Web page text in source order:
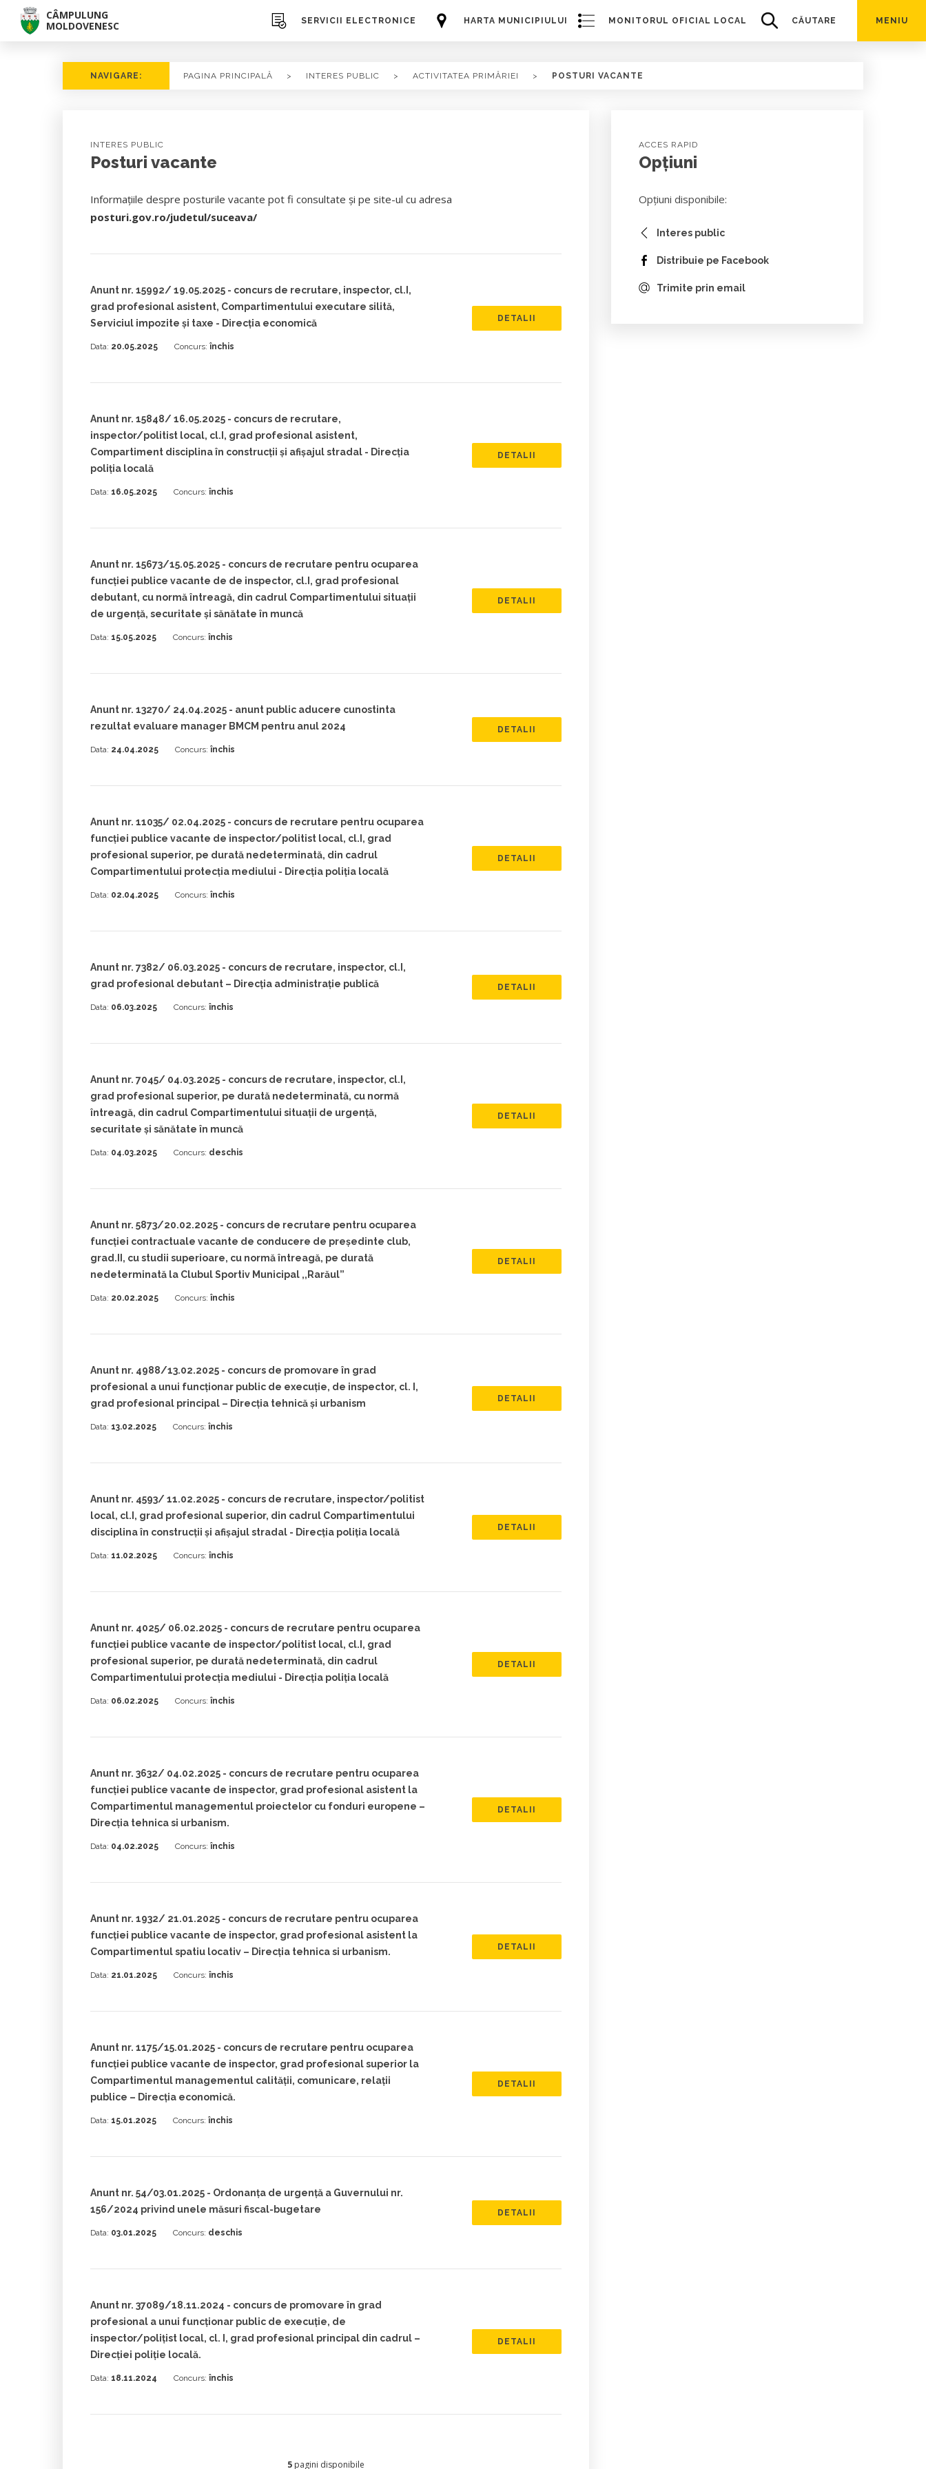
CÂMPULUNG
MOLDOVENESC
HARTA MUNICIPIULUI
SERVICII ELECTRONICE MONITORUL OFICIAL LOCAL CĂUTARE MENIU
NAVIGARE: PAGINA PRINCIPALĂ > INTERES PUBLIC > ACTIVITATEA PRIMĂRIEI > POSTURI VACANTE
INTERES PUBLIC
Posturi vacante
Informaţiile despre posturile vacante pot fi consultate şi pe site-ul cu adresa
posturi.gov.ro/judetul/suceava/
Anunt nr. 15992/ 19.05.2025 - concurs de recrutare, inspector, cl.I,
grad profesional asistent, Compartimentului executare silită,
Serviciul impozite și taxe - Direcția economică
Data: 20.05.2025 Concurs: închis
DETALII
Anunt nr. 15848/ 16.05.2025 - concurs de recrutare,
inspector/politist local, cl.I, grad profesional asistent,
Compartiment disciplina în construcții și afișajul stradal - Direcția
poliția locală
Data: 16.05.2025 Concurs: închis
DETALII
Anunt nr. 15673/15.05.2025 - concurs de recrutare pentru ocuparea
funcției publice vacante de de inspector, cl.I, grad profesional
debutant, cu normă întreagă, din cadrul Compartimentului situații
de urgență, securitate și sănătate în muncă
Data: 15.05.2025 Concurs: închis
DETALII
Anunt nr. 13270/ 24.04.2025 - anunt public aducere cunostinta
rezultat evaluare manager BMCM pentru anul 2024
Data: 24.04.2025 Concurs: închis
DETALII
Anunt nr. 11035/ 02.04.2025 - concurs de recrutare pentru ocuparea
funcției publice vacante de inspector/politist local, cl.I, grad
profesional superior, pe durată nedeterminată, din cadrul
Compartimentului protecția mediului - Direcția poliția locală
Data: 02.04.2025 Concurs: închis
DETALII
Anunt nr. 7382/ 06.03.2025 - concurs de recrutare, inspector, cl.I,
grad profesional debutant – Direcția administrație publică
Data: 06.03.2025 Concurs: închis
DETALII
Anunt nr. 7045/ 04.03.2025 - concurs de recrutare, inspector, cl.I,
grad profesional superior, pe durată nedeterminată, cu normă
întreagă, din cadrul Compartimentului situații de urgență,
securitate și sănătate în muncă
Data: 04.03.2025 Concurs: deschis
DETALII
Anunt nr. 5873/20.02.2025 - concurs de recrutare pentru ocuparea
funcției contractuale vacante de conducere de președinte club,
grad.II, cu studii superioare, cu normă întreagă, pe durată
nedeterminată la Clubul Sportiv Municipal ,,Rarăul”
Data: 20.02.2025 Concurs: închis
DETALII
Anunt nr. 4988/13.02.2025 - concurs de promovare în grad
profesional a unui funcționar public de execuție, de inspector, cl. I,
grad profesional principal – Direcția tehnică și urbanism
Data: 13.02.2025 Concurs: închis
DETALII
Anunt nr. 4593/ 11.02.2025 - concurs de recrutare, inspector/politist
local, cl.I, grad profesional superior, din cadrul Compartimentului
disciplina în construcții și afișajul stradal - Direcția poliția locală
Data: 11.02.2025 Concurs: închis
DETALII
Anunt nr. 4025/ 06.02.2025 - concurs de recrutare pentru ocuparea
funcției publice vacante de inspector/politist local, cl.I, grad
profesional superior, pe durată nedeterminată, din cadrul
Compartimentului protecția mediului - Direcția poliția locală
Data: 06.02.2025 Concurs: închis
DETALII
Anunt nr. 3632/ 04.02.2025 - concurs de recrutare pentru ocuparea
funcției publice vacante de inspector, grad profesional asistent la
Compartimentul managementul proiectelor cu fonduri europene –
Direcția tehnica si urbanism.
Data: 04.02.2025 Concurs: închis
DETALII
Anunt nr. 1932/ 21.01.2025 - concurs de recrutare pentru ocuparea
funcției publice vacante de inspector, grad profesional asistent la
Compartimentul spatiu locativ – Direcția tehnica si urbanism.
Data: 21.01.2025 Concurs: închis
DETALII
Anunt nr. 1175/15.01.2025 - concurs de recrutare pentru ocuparea
funcției publice vacante de inspector, grad profesional superior la
Compartimentul managementul calității, comunicare, relații
publice – Direcția economică.
Data: 15.01.2025 Concurs: închis
DETALII
Anunt nr. 54/03.01.2025 - Ordonanța de urgență a Guvernului nr.
156/2024 privind unele măsuri fiscal-bugetare
Data: 03.01.2025 Concurs: deschis
DETALII
Anunt nr. 37089/18.11.2024 - concurs de promovare în grad
profesional a unui funcționar public de execuție, de
inspector/polițist local, cl. I, grad profesional principal din cadrul –
Direcției poliție locală.
Data: 18.11.2024 Concurs: închis
DETALII
5pagini disponibile
ACCES RAPID
Opțiuni
Opțiuni disponibile:
Interes public
Distribuie pe Facebook
Trimite prin email